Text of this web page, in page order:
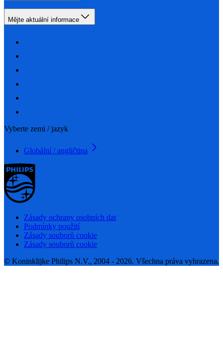
Mějte aktuální informace
Vyberte zemi / jazyk
Globální / angličtina
Zásady ochrany osobních dat
Podmínky použití
Zásady souborů cookie
Zásady souborů cookie
© Koninklijke Philips N.V., 2004 - 2026. Všechna práva vyhrazena.